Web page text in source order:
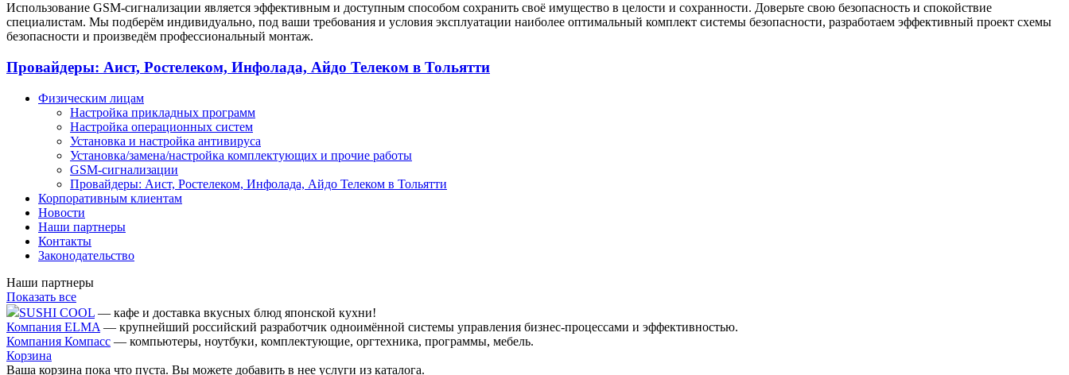
Использование GSM-сигнализации является эффективным и доступным способом сохранить своё имущество в целости и сохранности. Доверьте свою безопасность и спокойствие
специалистам. Мы подберём индивидуально, под ваши требования и условия эксплуатации наиболее оптимальный комплект системы безопасности, разработаем эффективный проект схемы
безопасности и произведём профессиональный монтаж.
Провайдеры: Аист, Ростелеком, Инфолада, Айдо Телеком в Тольятти
Физическим лицам
Настройка прикладных программ
Настройка операционных систем
Установка и настройка антивируса
Установка/замена/настройка комплектующих и прочие работы
GSM-сигнализации
Провайдеры: Аист, Ростелеком, Инфолада, Айдо Телеком в Тольятти
Корпоративным клиентам
Новости
Наши партнеры
Контакты
Законодательство
Наши партнеры
Показать все
SUSHI COOL — кафе и доставка вкусных блюд японской кухни!
Компания ELMA — крупнейший российский разработчик одноимённой системы управления бизнес-процессами и эффективностью.
Компания Компасс — компьютеры, ноутбуки, комплектующие, оргтехника, программы, мебель.
Корзина
Ваша корзина пока что пуста. Вы можете добавить в нее услуги из каталога.